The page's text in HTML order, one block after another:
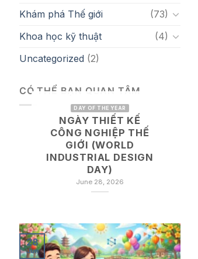
Khám phá Thế giới
(73)
Khoa học kỹ thuật
(4)
Uncategorized (2)
CÓ THỂ BẠN QUAN TÂM
DAY OF THE YEAR
NGÀY THIẾT KẾ
CÔNG NGHIỆP THẾ
GIỚI (WORLD
INDUSTRIAL DESIGN
DAY)
June 28, 2026
28
Jun